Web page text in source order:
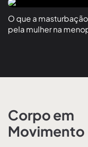
O que a
pela mulher na
Corpo em
Movimento